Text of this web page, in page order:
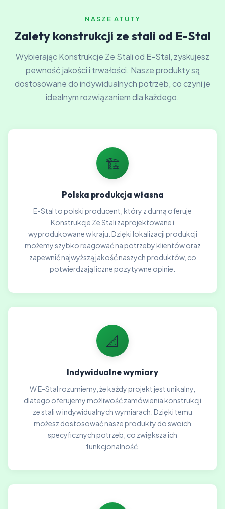
NASZE ATUTY
Zalety konstrukcji ze stali od E-Stal
Wybierając Konstrukcje Ze Stali od E-Stal, zyskujesz
pewność jakości i trwałości. Nasze produkty są
dostosowane do indywidualnych potrzeb, co czyni je
idealnym rozwiązaniem dla każdego.
🏗️
Polska produkcja własna
E-Stal to polski producent, który z dumą oferuje
Konstrukcje Ze Stali zaprojektowane i
wyprodukowane w kraju. Dzięki lokalizacji produkcji
możemy szybko reagować na potrzeby klientów oraz
zapewnić najwyższą jakość naszych produktów, co
potwierdzają liczne pozytywne opinie.
📐
Indywidualne wymiary
W E-Stal rozumiemy, że każdy projekt jest unikalny,
dlatego oferujemy możliwość zamówienia konstrukcji
ze stali w indywidualnych wymiarach. Dzięki temu
możesz dostosować nasze produkty do swoich
specyficznych potrzeb, co zwiększa ich
funkcjonalność.